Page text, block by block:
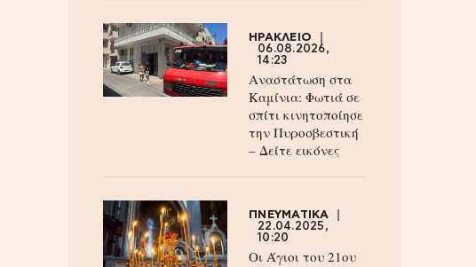
ΗΡΑΚΛΕΙΟ
06.08.2026,
14:23
Αναστάτωση στα
Καμίνια: Φωτιά σε
σπίτι κινητοποίησε
την Πυροσβεστική
– Δείτε εικόνες
ΠΝΕΥΜΑΤΙΚΑ
22.04.2025,
10:20
Οι Άγιοι του 21ου